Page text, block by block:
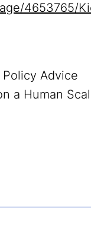
4653765/
Advice
a Human